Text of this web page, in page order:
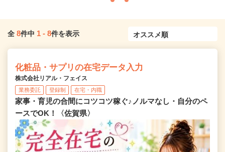
全 8件中 1 - 8件を表示
化粧品・サプリの在宅データ入力
株式会社リアル・フェイス
業務委託 登録制 在宅・内職
家事・育児の合間にコツコツ稼ぐ♪ノルマなし・自分のペ
ースでOK！〈佐賀県〉